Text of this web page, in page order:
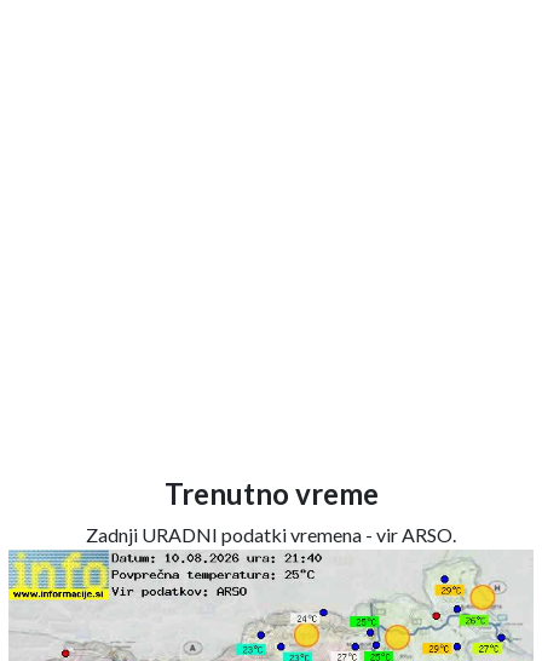
Trenutno vreme
Zadnji URADNI podatki vremena - vir ARSO.